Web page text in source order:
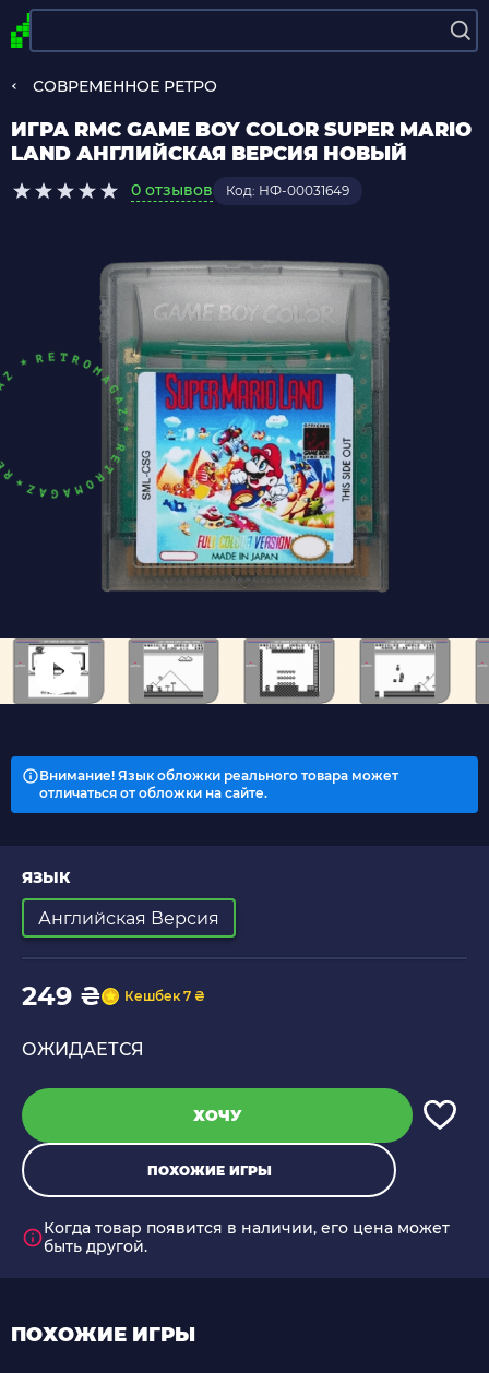
СОВРЕМЕННОЕ РЕТРО
ИГРА RMC GAME BOY COLOR SUPER MARIO
LAND АНГЛИЙСКАЯ ВЕРСИЯ НОВЫЙ
0 отзывов Код: НФ-00031649
Внимание! Язык обложки реального товара может
отличаться от обложки на сайте.
ЯЗЫК
Английская Версия
249 ₴ Кешбек 7 ₴
ОЖИДАЕТСЯ
ХОЧУ
ПОХОЖИЕ ИГРЫ
Когда товар появится в наличии, его цена может
быть другой.
ПОХОЖИЕ ИГРЫ